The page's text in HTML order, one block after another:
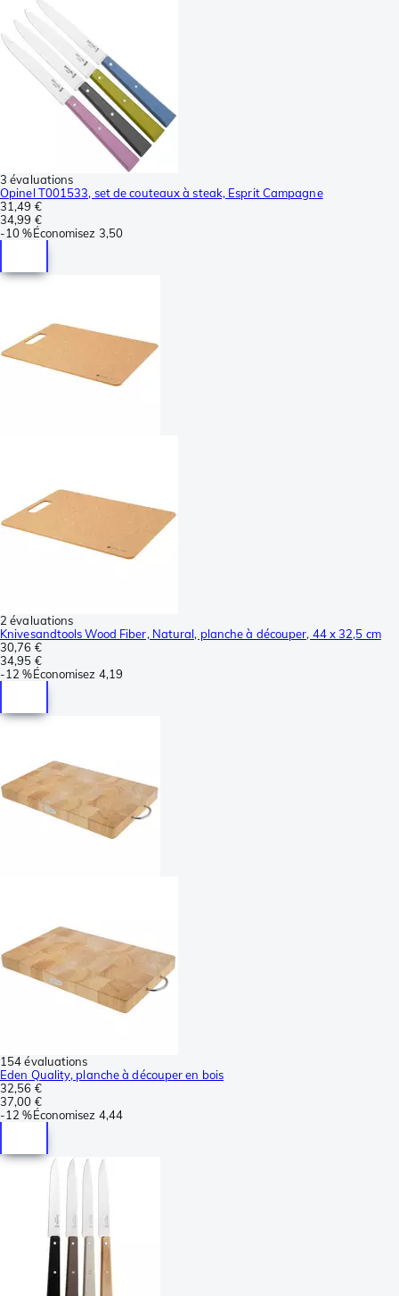
3 évaluations
Opinel T001533, set de couteaux à steak, Esprit Campagne
31,49 €
34,99 €
-10 %Économisez 3,50
2 évaluations
Knivesandtools Wood Fiber, Natural, planche à découper, 44 x 32,5 cm
30,76 €
34,95 €
-12 %Économisez 4,19
154 évaluations
Eden Quality, planche à découper en bois
32,56 €
37,00 €
-12 %Économisez 4,44